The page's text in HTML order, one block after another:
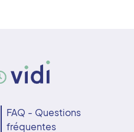
FAQ - Questions
fréquentes